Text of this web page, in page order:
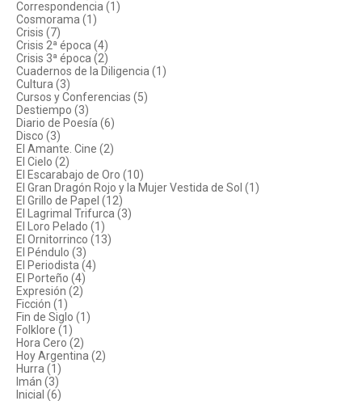
Correspondencia (1)
Cosmorama (1)
Crisis (7)
Crisis 2ª época (4)
Crisis 3ª época (2)
Cuadernos de la Diligencia (1)
Cultura (3)
Cursos y Conferencias (5)
Destiempo (3)
Diario de Poesía (6)
Disco (3)
El Amante. Cine (2)
El Cielo (2)
El Escarabajo de Oro (10)
El Gran Dragón Rojo y la Mujer Vestida de Sol (1)
El Grillo de Papel (12)
El Lagrimal Trifurca (3)
El Loro Pelado (1)
El Ornitorrinco (13)
El Péndulo (3)
El Periodista (4)
El Porteño (4)
Expresión (2)
Ficción (1)
Fin de Siglo (1)
Folklore (1)
Hora Cero (2)
Hoy Argentina (2)
Hurra (1)
Imán (3)
Inicial (6)